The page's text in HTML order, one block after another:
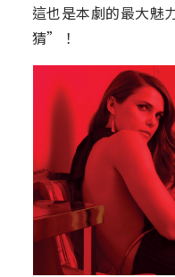
這也是本劇的最大魅
猜”！